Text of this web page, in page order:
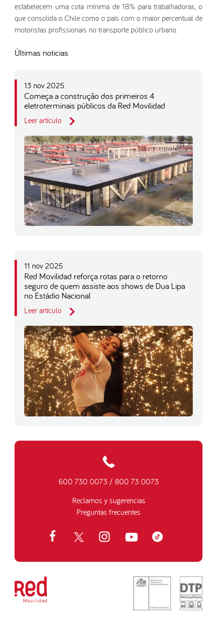
estabelecem uma cota mínima de 18% para trabalhadoras, o
que consolida o Chile como o país com o maior percentual de
motoristas profissionais no transporte público urbano.
Últimas noticias
13 nov 2025
Começa a construção dos primeiros 4
eletroterminais públicos da Red Movilidad
Leer artículo
11 nov 2025
Red Movilidad reforça rotas para o retorno
seguro de quem assiste aos shows de Dua Lipa
no Estádio Nacional
Leer artículo
600 730 0073 / 800 73 0073
Reclamos y sugerencias
Preguntas frecuentes